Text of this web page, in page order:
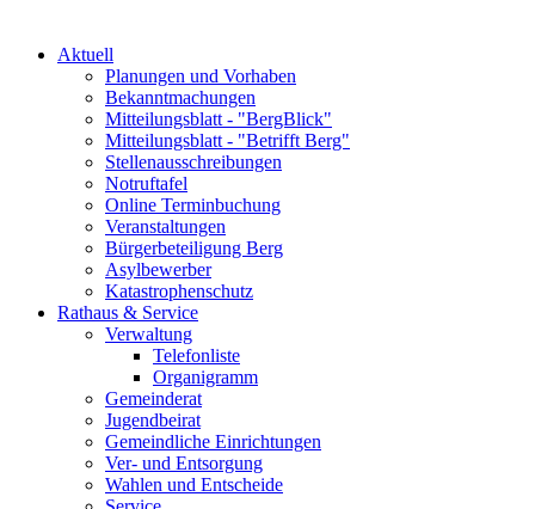
Aktuell
Planungen und Vorhaben
Bekanntmachungen
Mitteilungsblatt - "BergBlick"
Mitteilungsblatt - "Betrifft Berg"
Stellenausschreibungen
Notruftafel
Online Terminbuchung
Veranstaltungen
Bürgerbeteiligung Berg
Asylbewerber
Katastrophenschutz
Rathaus & Service
Verwaltung
Telefonliste
Organigramm
Gemeinderat
Jugendbeirat
Gemeindliche Einrichtungen
Ver- und Entsorgung
Wahlen und Entscheide